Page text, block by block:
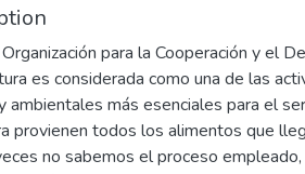
para la Cooperación y el
es considerada como una de las
ambientales más esenciales para el
provienen todos los alimentos que
no sabemos el proceso